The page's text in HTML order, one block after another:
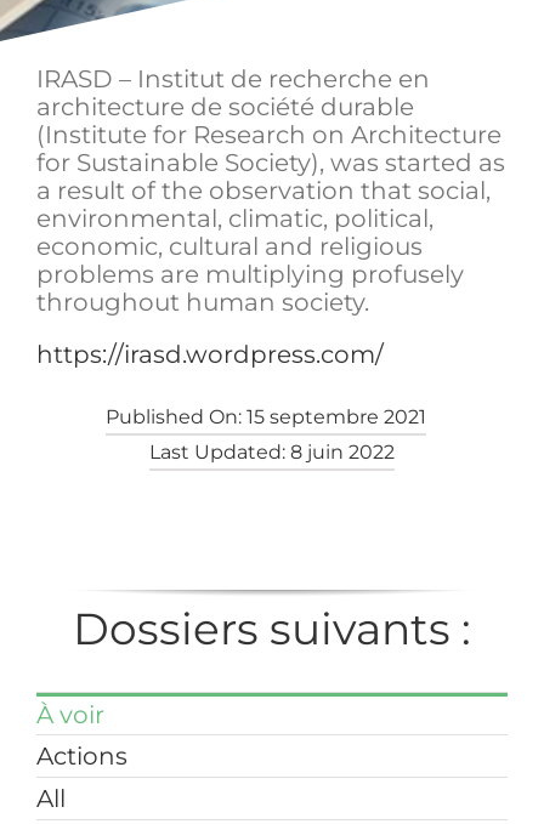
IRASD – Institut de recherche en
architecture de société durable
(Institute for Research on Architecture
for Sustainable Society), was started as
a result of the observation that social,
environmental, climatic, political,
economic, cultural and religious
problems are multiplying profusely
throughout human society.
https://irasd.wordpress.com/
Published On: 15 septembre 2021
Last Updated: 8 juin 2022
Dossiers suivants :
À voir
Actions
All